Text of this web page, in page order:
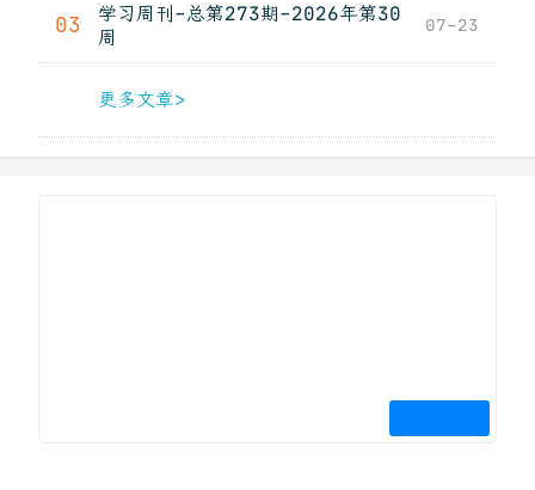
03
学习周刊-总第273期-2026年第30
周
07-23
更多文章>